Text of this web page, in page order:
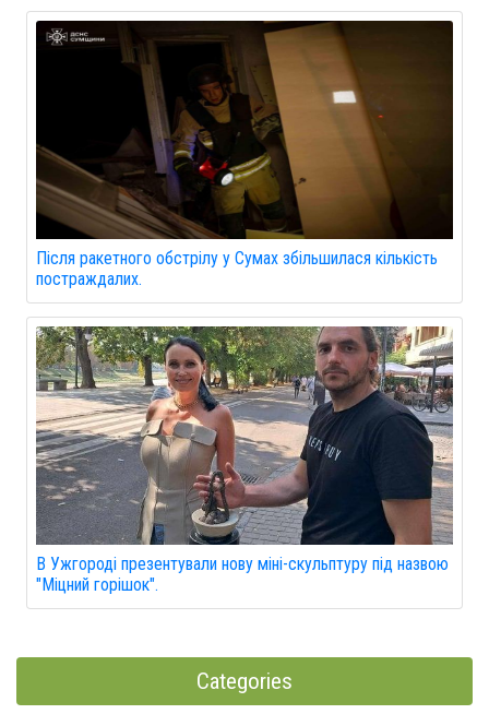
Після ракетного обстрілу у Сумах збільшилася кількість
постраждалих.
В Ужгороді презентували нову міні-скульптуру під назвою
"Міцний горішок".
Categories